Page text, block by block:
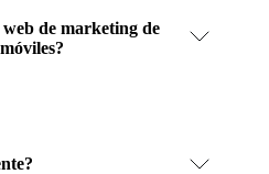
de marketing de